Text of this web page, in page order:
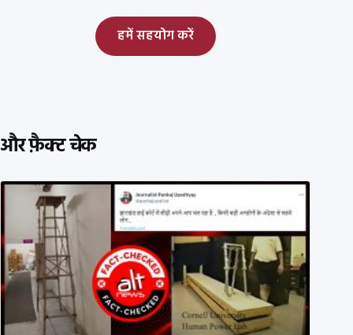
हमें सहयोग करें
और फ़ैक्ट चेक